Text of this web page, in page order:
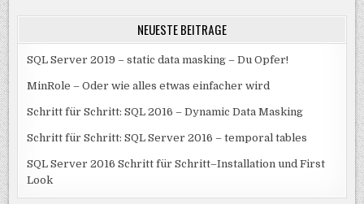
NEUESTE BEITRÄGE
SQL Server 2019 – static data masking – Du Opfer!
MinRole – Oder wie alles etwas einfacher wird
Schritt für Schritt: SQL 2016 – Dynamic Data Masking
Schritt für Schritt: SQL Server 2016 – temporal tables
SQL Server 2016 Schritt für Schritt–Installation und First
Look